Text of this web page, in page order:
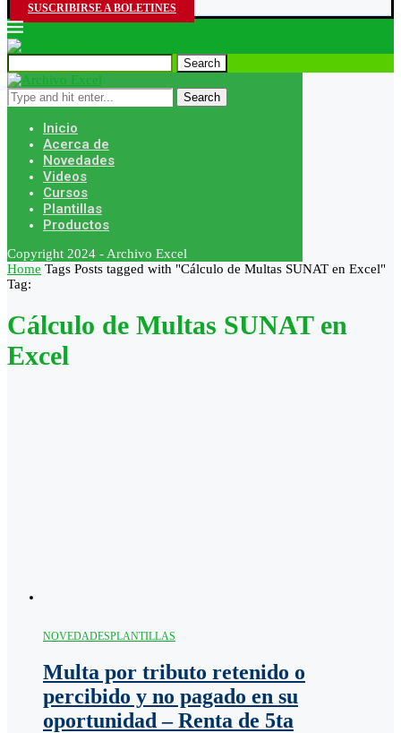
SUSCRIBIRSE A BOLETINES
Search
Search
Inicio
Acerca de
Novedades
Videos
Cursos
Plantillas
Productos
Copyright 2024 - Archivo Excel
Home Tags Posts tagged with "Cálculo de Multas SUNAT en Excel"
Tag:
Cálculo de Multas SUNAT en
Excel
NOVEDADESPLANTILLAS
Multa por tributo retenido o
percibido y no pagado en su
oportunidad – Renta de 5ta